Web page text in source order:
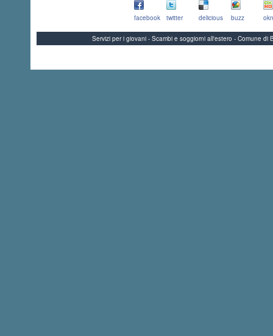
facebook twitter delicious buzz
Servizi per i giovani - Scambi e soggiorni all'estero - Comune